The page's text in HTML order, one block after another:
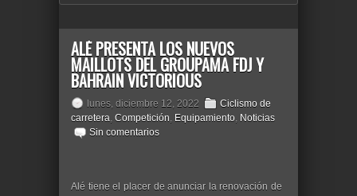
ALÉ PRESENTA LOS NUEVOS
MAILLOTS DEL GROUPAMA FDJ Y
BAHRAIN VICTORIOUS
lunes, diciembre 12, 2022
Ciclismo de
carretera, Competición, Equipamiento, Noticias
Sin comentarios
Alé tiene el placer de anunciar la renovación de